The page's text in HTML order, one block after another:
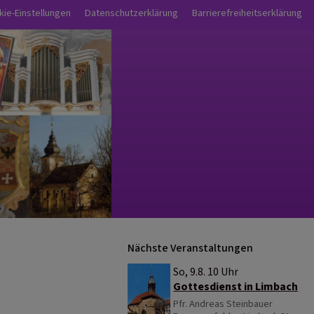
Einstellungen Datenschutzerklärung Barrierefreiheitserklärung
Nächste Veranstaltungen
So, 9.8. 10 Uhr
Gottesdienst in Limbach
Pfr. Andreas Steinbauer